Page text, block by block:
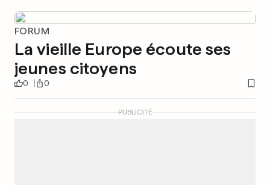
FORUM
La vieille Europe écoute ses
jeunes citoyens
0 0
PUBLICITÉ